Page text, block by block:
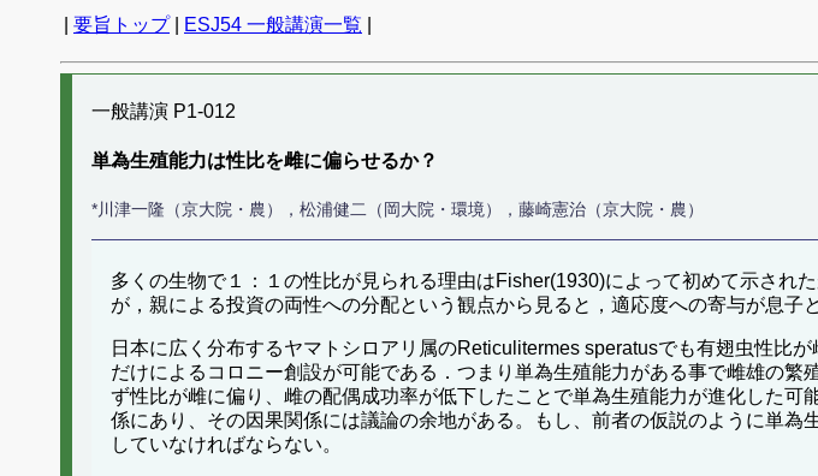
要旨トップ| ESJ54 一般講演一覧
一般講演 P1-012
単為生殖能力は性比を雌に偏らせるか？
*川津一隆（京大院・農），松浦健二（岡大院・環境），藤崎憲治（京大院・農）
多くの生物で１：１の性比が見られる理由はFisher(1930)によって初めて示され
が，親による投資の両性への分配という観点から見ると，適応度への寄与が息子
日本に広く分布するヤマトシロアリ属のReticulitermes speratusでも有翅虫性比
だけによるコロニー創設が可能である．つまり単為生殖能力がある事で雌雄の
ず性比が雌に偏り、雌の配偶成功率が低下したことで単為生殖能力が進化した
係にあり、その因果関係には議論の余地がある。もし、前者の仮説のように単
していなければならない。